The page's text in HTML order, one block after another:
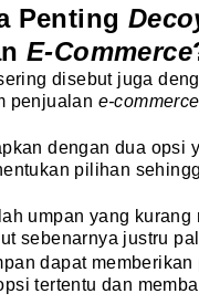
Penting
E-Commerce
disebut juga
penjualan e-commerce
dengan dua opsi
pilihan
umpan yang
sebenarnya justru
dapat
tertentu dan